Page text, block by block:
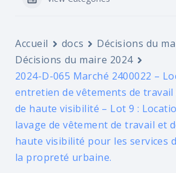
Accueil docs
Décisions du
Décisions du maire 2024
2024-D-065 Marché 2400022 –
entretien de vêtements de travail
de haute visibilité – Lot 9 :
lavage de vêtement de travail et
haute visibilité pour les services
la propreté urbaine.